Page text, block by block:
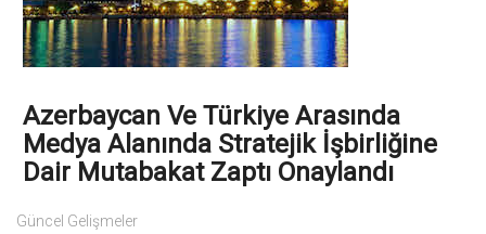
Azerbaycan Ve Türkiye Arasında
Medya Alanında Stratejik İşbirliğine
Dair Mutabakat Zaptı Onaylandı
Güncel Gelişmeler